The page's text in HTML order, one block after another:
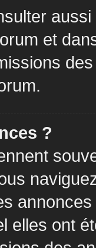
et
?
elles ont